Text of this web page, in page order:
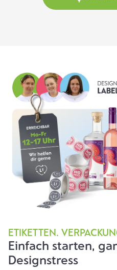
ETIKETTEN.
Einfach starten,
Designstress